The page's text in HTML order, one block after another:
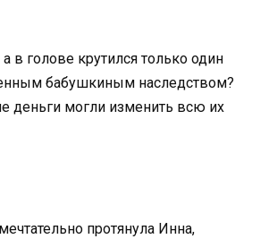
в голове крутился только один
бабушкиным наследством?
деньги могли изменить всю их
протянула Инна,